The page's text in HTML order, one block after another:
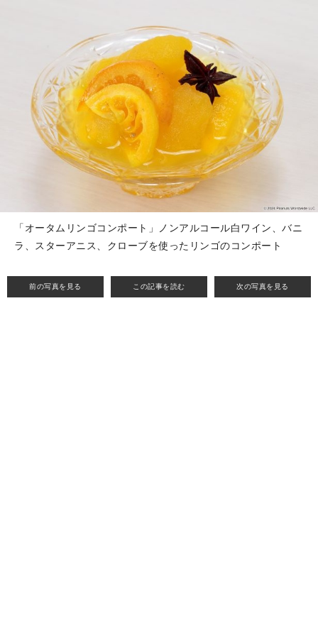
前の写真を見る この記事を読む 次の写真を見る
「オータムリンゴコンポート」ノンアルコール白ワイン、バニ
ラ、スターアニス、クローブを使ったリンゴのコンポート